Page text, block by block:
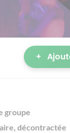
+
groupe
décontractée